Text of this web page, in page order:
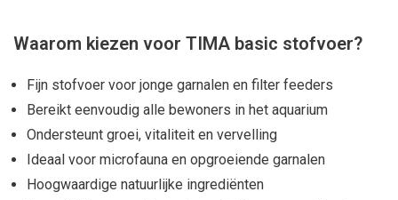
Waarom kiezen voor TIMA basic stofvoer?
Fijn stofvoer voor jonge garnalen en filter feeders
Bereikt eenvoudig alle bewoners in het aquarium
Ondersteunt groei, vitaliteit en vervelling
Ideaal voor microfauna en opgroeiende garnalen
Hoogwaardige natuurlijke ingrediënten